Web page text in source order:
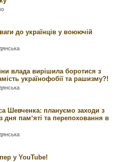
до українців у воюючій
влада вирішила боротися з
українофобії та рашизму?!
Шевченка: плануємо заходи з
дня памʼяті та перепоховання в
у YouTube!